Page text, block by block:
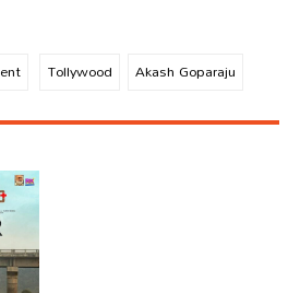
Tollywood Akash Goparaju